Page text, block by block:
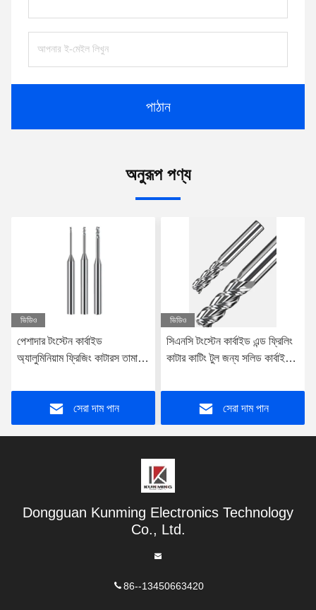
পাঠান
অনুরূপ পণ্য
ভিডিও
সিএনসি টংস্টেন কার্বাইড এন্ড ফ্রিলিং
কাটার কাটিং টুল জন্য সলিড কার্বাইড
সেরা দাম পান
ভিডিও
উচ্চ দক্ষতা ইস্পাত ফ্রিজিং কাটার
টংস্টেন ইস্পাত জন্য ন্যানো লেপ
সেরা দাম পান
Dongguan Kunming Electronics Technology
Co., Ltd.
86--13450663420